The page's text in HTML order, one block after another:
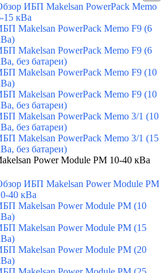
ИБП Makelsan PowerPack Memo
15 кВа
Makelsan PowerPack Memo F9 (6
Makelsan PowerPack Memo F9 (6
без батареи)
Makelsan PowerPack Memo F9 (10
Makelsan PowerPack Memo F9 (10
без батареи)
Makelsan PowerPack Memo 3/1 (10
без батареи)
Makelsan PowerPack Memo 3/1 (15
без батареи)
Power Module PM 10-40 кВа
ИБП Makelsan Power Module PM
40 кВа
Makelsan Power Module PM (10
Makelsan Power Module PM (15
Makelsan Power Module PM (20